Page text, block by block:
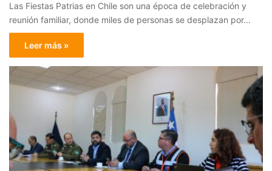
Las Fiestas Patrias en Chile son una época de celebración y
reunión familiar, donde miles de personas se desplazan por…
Leer más »